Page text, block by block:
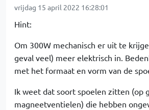
vrijdag 15 april 2022 16:28:01
Hint:
Om 300W mechanisch er uit te
geval veel) meer elektrisch in.
met het formaat en vorm van de
Ik weet dat soort spoelen zitten (op
magneetventielen) die hebben